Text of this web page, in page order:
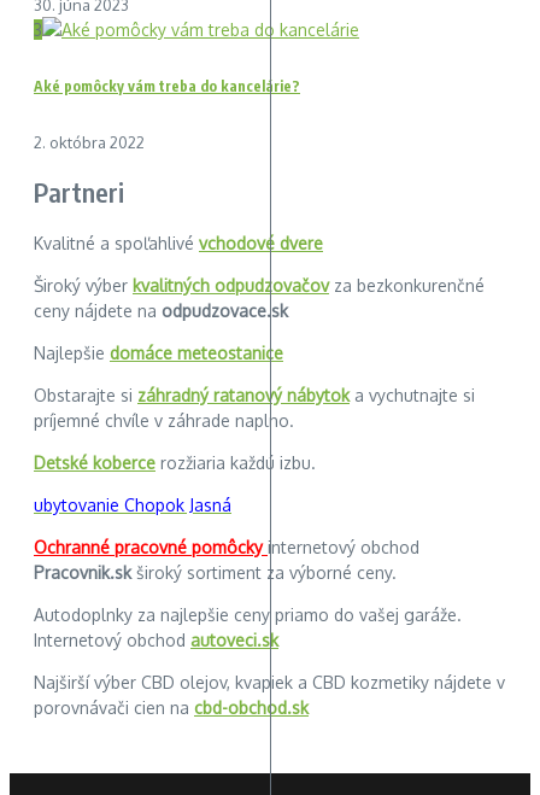
30. júna 2023
3
Aké pomôcky vám treba do kancelárie?
2. októbra 2022
Partneri
Kvalitné a spoľahlivé vchodové dvere
Široký výber kvalitných odpudzovačovza bezkonkurenčné
ceny nájdete na odpudzovace.sk
Najlepšie domáce meteostanice
Obstarajte si záhradný ratanový nábytoka vychutnajte si
príjemné chvíle v záhrade naplno.
Detské koberce rozžiaria každú izbu.
ubytovanie Chopok Jasná
Ochranné pracovné pomôckyinternetový obchod
Pracovnik.skširoký sortiment za výborné ceny.
Autodoplnky za najlepšie ceny priamo do vašej garáže.
Internetový obchod autoveci.sk
Najširší výber CBD olejov, kvapiek a CBD kozmetiky nájdete v
porovnávači cien na cbd-obchod.sk